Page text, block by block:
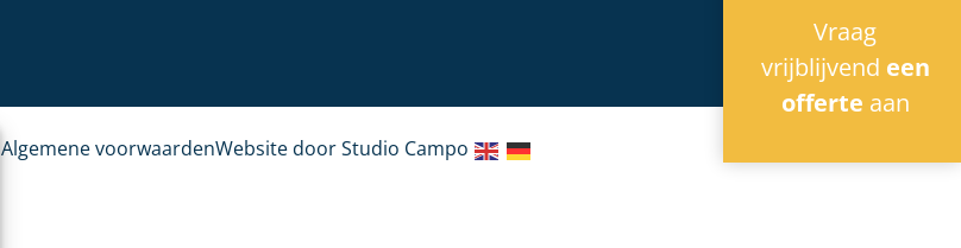
Vraag
vrijblijvend een
offerte aan
Algemene voorwaardenWebsite door Studio Campo